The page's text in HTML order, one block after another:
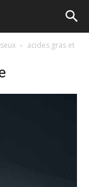
acides gras et